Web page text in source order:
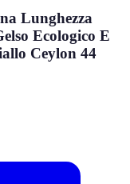
Lunghezza
Ecologico E
Ceylon 44